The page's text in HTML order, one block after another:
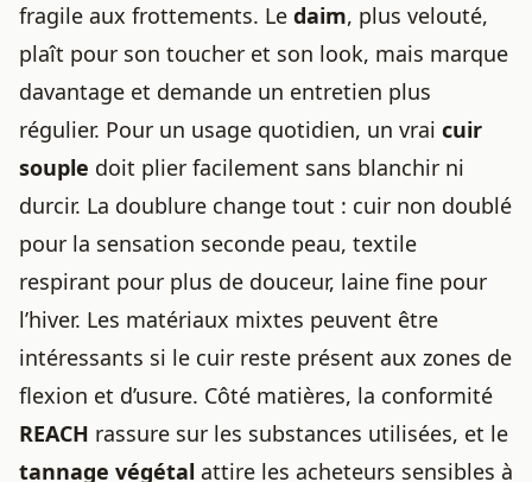
fragile aux frottements. Le daim, plus velouté,
plaît pour son toucher et son look, mais marque
davantage et demande un entretien plus
régulier. Pour un usage quotidien, un vrai cuir
souple doit plier facilement sans blanchir ni
durcir. La doublure change tout : cuir non doublé
pour la sensation seconde peau, textile
respirant pour plus de douceur, laine fine pour
l’hiver. Les matériaux mixtes peuvent être
intéressants si le cuir reste présent aux zones de
flexion et d’usure. Côté matières, la conformité
REACH rassure sur les substances utilisées, et le
tannage végétal attire les acheteurs sensibles à